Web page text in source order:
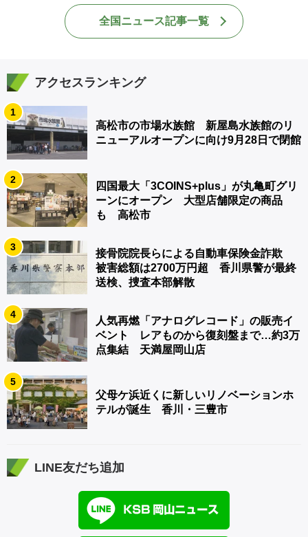
全国ニュース記事一覧
アクセスランキング
1
高松市の市場水族館 新屋島水族館のリ
ニューアルオープンに向け9月28日で閉館
2
四国最大「3COINS+plus」が丸亀町グリ
ーンにオープン 大型店舗限定の商品
も 高松市
3
接骨院院長らによる自動車保険金詐欺
被害総額は2700万円超 香川県警が最終
送検、捜査本部解散
4
人気再燃「アナログレコード」の販売イ
ベント レアものから復刻盤まで…約3万
点集結 天満屋岡山店
5
父母ケ浜近くに新しいリノベーションホ
テルが誕生 香川・三豊市
LINE友だち追加